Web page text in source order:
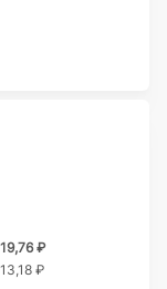
19,76 ₽
13,18 ₽